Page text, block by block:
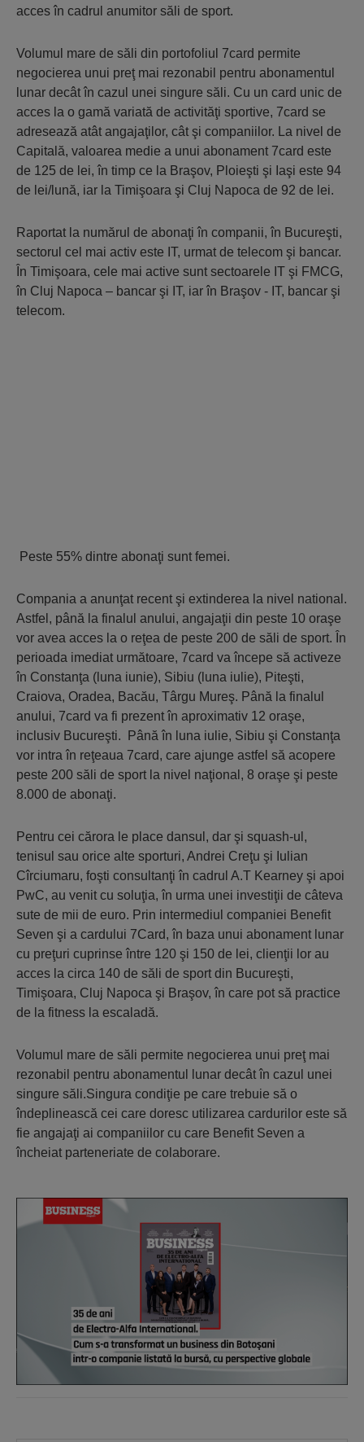
acces în cadrul anumitor săli de sport.
Volumul mare de săli din portofoliul 7card permite
negocierea unui preţ mai rezonabil pentru abonamentul
lunar decât în cazul unei singure săli. Cu un card unic de
acces la o gamă variată de activităţi sportive, 7card se
adresează atât angajaţilor, cât şi companiilor. La nivel de
Capitală, valoarea medie a unui abonament 7card este
de 125 de lei, în timp ce la Braşov, Ploieşti şi Iaşi este 94
de lei/lună, iar la Timişoara şi Cluj Napoca de 92 de lei.
Raportat la numărul de abonaţi în companii, în Bucureşti,
sectorul cel mai activ este IT, urmat de telecom şi bancar.
În Timişoara, cele mai active sunt sectoarele IT şi FMCG,
în Cluj Napoca – bancar şi IT, iar în Braşov - IT, bancar şi
telecom.
Peste 55% dintre abonaţi sunt femei.
Compania a anunţat recent şi extinderea la nivel national.
Astfel, până la finalul anului, angajaţii din peste 10 oraşe
vor avea acces la o reţea de peste 200 de săli de sport. În
perioada imediat următoare, 7card va începe să activeze
în Constanţa (luna iunie), Sibiu (luna iulie), Piteşti,
Craiova, Oradea, Bacău, Târgu Mureş. Până la finalul
anului, 7card va fi prezent în aproximativ 12 oraşe,
inclusiv Bucureşti. Până în luna iulie, Sibiu şi Constanţa
vor intra în reţeaua 7card, care ajunge astfel să acopere
peste 200 săli de sport la nivel naţional, 8 oraşe şi peste
8.000 de abonaţi.
Pentru cei cărora le place dansul, dar şi squash-ul,
tenisul sau orice alte sporturi, Andrei Creţu şi Iulian
Cîrciumaru, foşti consultanţi în cadrul A.T Kearney şi apoi
PwC, au venit cu soluţia, în urma unei investiţii de câteva
sute de mii de euro. Prin intermediul companiei Benefit
Seven şi a cardului 7Card, în baza unui abonament lunar
cu preţuri cuprinse între 120 şi 150 de lei, clienţii lor au
acces la circa 140 de săli de sport din Bucureşti,
Timişoara, Cluj Napoca şi Braşov, în care pot să practice
de la fitness la escaladă.
Volumul mare de săli permite negocierea unui preţ mai
rezonabil pentru abonamentul lunar decât în cazul unei
singure săli.Singura condiţie pe care trebuie să o
îndeplinească cei care doresc utilizarea cardurilor este să
fie angajaţi ai companiilor cu care Benefit Seven a
încheiat parteneriate de colaborare.